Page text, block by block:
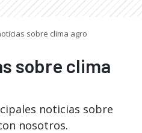
sobre clima agro
sobre clima
noticias sobre
nosotros.